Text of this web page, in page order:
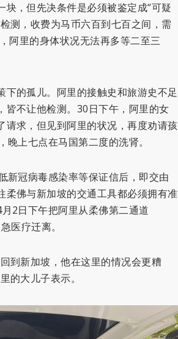
，但先决条件是必须被鉴定成“可疑
测，收费为马币六百到七百之间，需
阿里的身体状况无法再多等二至三
的孤儿。阿里的接触史和旅游史不足
皆不让他检测。30日下午，阿里的女
请求，但见到阿里的状况，再度劝请孩
上七点在马国第二度的洗肾。
新冠病毒感染率等保证信后，即交由
佛与新加坡的交通工具都必须拥有准
2日下午把阿里从柔佛第二通道
医疗迁离。
到新加坡，他在这里的情况会更糟
的大儿子表示。